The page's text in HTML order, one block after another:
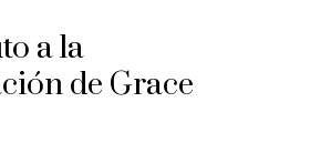
a la
de Grace